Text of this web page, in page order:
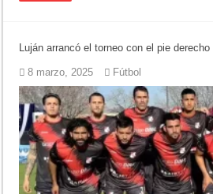
Luján arrancó el torneo con el pie derecho
8 marzo, 2025 Fútbol